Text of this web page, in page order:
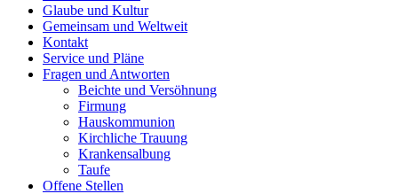
Glaube und Kultur
Gemeinsam und Weltweit
Kontakt
Service und Pläne
Fragen und Antworten
Beichte und Versöhnung
Firmung
Hauskommunion
Kirchliche Trauung
Krankensalbung
Taufe
Offene Stellen